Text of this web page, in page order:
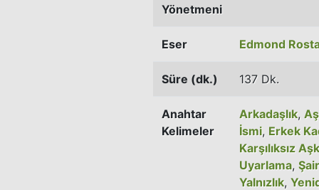
Yönetmeni
Eser Edmond
Süre (dk.) 137 Dk.
Anahtar
Kelimeler
Arkadaşlık,
İsmi, Erkek
Karşılıksız Aşk
Uyarlama, Şair
Yalnızlık,